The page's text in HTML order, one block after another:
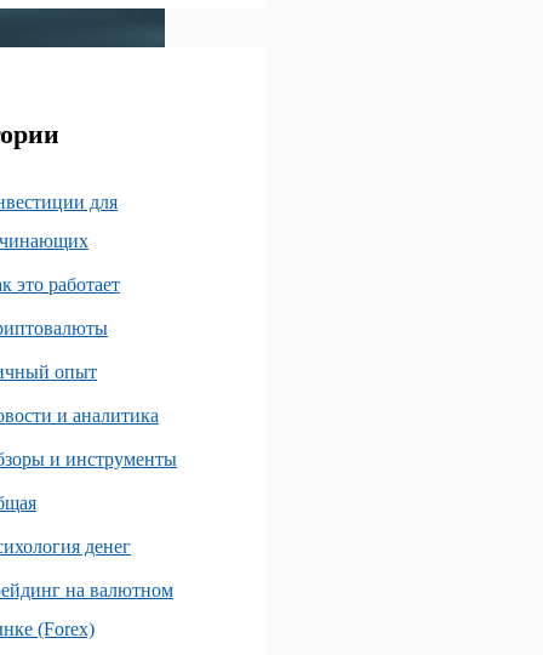
для
это работает
опыт
и аналитика
и инструменты
денег
на валютном
(Forex)